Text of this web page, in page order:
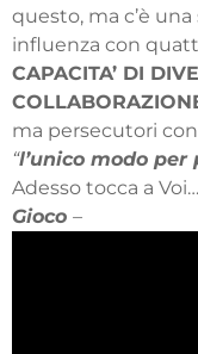
questo, ma c’è
influenza con
CAPACITA’ DI
ma persecutori
“l’unico modo
Adesso tocca a
Gioco –